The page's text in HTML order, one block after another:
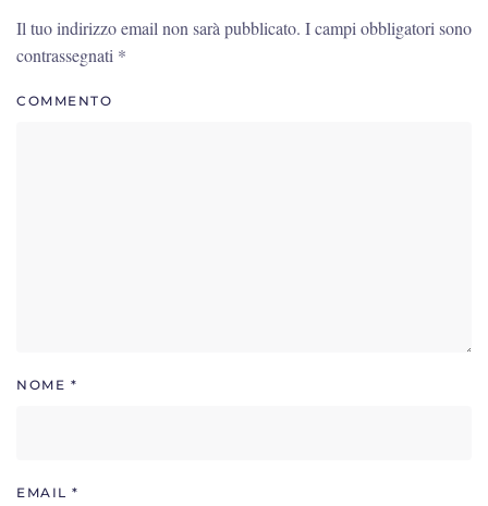
Il tuo indirizzo email non sarà pubblicato. I campi obbligatori sono
contrassegnati *
COMMENTO
NOME *
EMAIL *